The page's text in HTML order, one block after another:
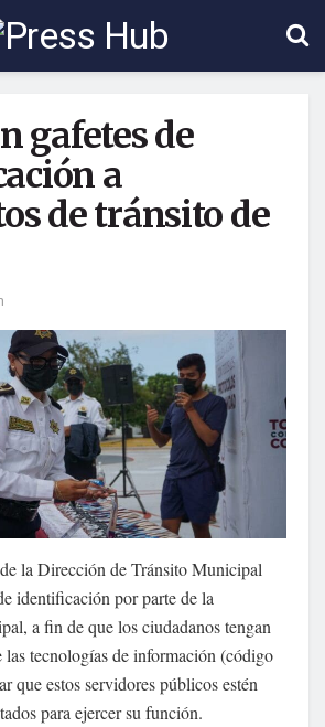
gafetes de
a
de tránsito de
la Dirección de Tránsito Municipal
identificación por parte de la
a fin de que los ciudadanos tengan
las tecnologías de información (código
que estos servidores públicos estén
para ejercer su función.